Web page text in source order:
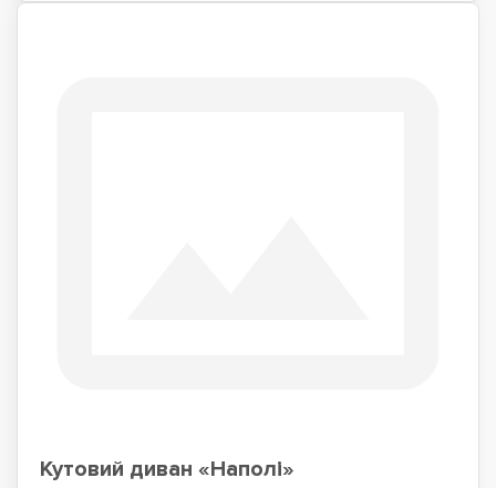
Кутовий диван «Наполі»